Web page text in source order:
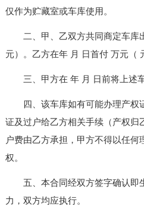
仅作为贮藏室或车库使用。
二、甲、乙双方共同商定车库
元）。乙方在年 月 日首付 万元（
三、甲方在 年 月 日前将上述车
四、该车库如有可能办理产权
证及过户给乙方相关手续（产权归
户费由乙方承担，甲方不得以任何
权。
五、本合同经双方签字确认即
力，双方均应执行。